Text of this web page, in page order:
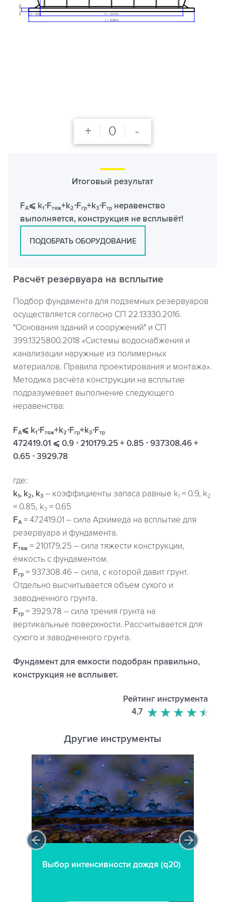
L = 10800
L2 = 400
H1 = 250 L1 = 10000
+ 0 -
Итоговый результат
FA⩽ k1 ⋅Fтяж+k2⋅Fгр+k3⋅Fтр неравенство
выполняется, конструкция не всплывёт!
ПОДОБРАТЬ ОБОРУДОВАНИЕ
Расчёт резервуара на всплытие
Подбор фундамента для подземных резервуаров
осуществляется согласно СП 22.13330.2016.
"Основания зданий и сооружений" и СП
399.1325800.2018 «Системы водоснабжения и
канализации наружные из полимерных
материалов. Правила проектирования и монтажа».
Методика расчёта конструкции на всплытие
подразумевает выполнение следующего
неравенства:
FA⩽ k1 ⋅Fтяж+k2⋅Fгр+k3⋅Fтр
472419.01 ⩽ 0.9 ⋅ 210179.25 + 0.85 ⋅ 937308.46 +
0.65 ⋅ 3929.78
где:
k1 , k2, k3 – коэффициенты запаса равные k1 = 0.9, k2
= 0.85, k3 = 0.65
FA = 472419.01 – сила Архимеда на всплытие для
резервуара и фундамента.
Fтяж = 210179.25 – сила тяжести конструкции,
ёмкость с фундаментом.
Fгр = 937308.46 – сила, с которой давит грунт.
Отдельно высчитывается объем сухого и
заводненного грунта.
Fтр = 3929.78 – сила трения грунта на
вертикальные поверхности. Рассчитывается для
сухого и заводненного грунта.
Фундамент для емкости подобран правильно,
конструкция не всплывет.
Рейтинг инструмента
4,7
Другие инструменты
Выбор интенсивности дождя (q20)